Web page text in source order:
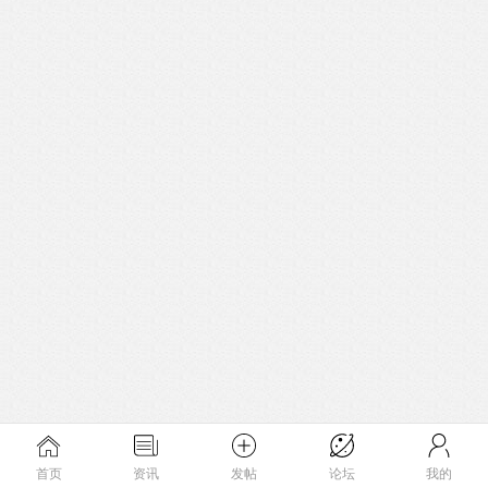
首页 资讯 发帖 论坛 我的